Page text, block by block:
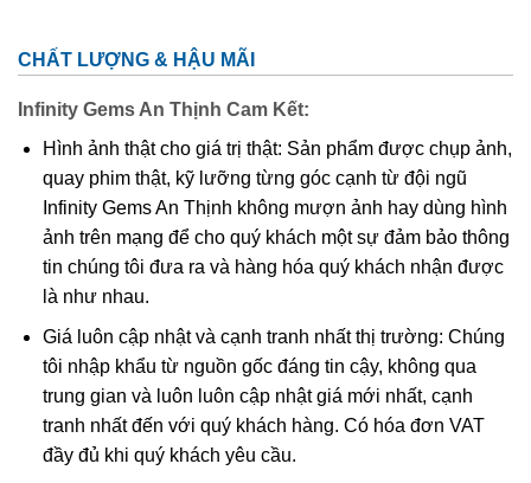
Quan Thánh Đế Quân trong phong thủy
Đeo trang sức có hình ảnh Quan Thánh Đế Quân với vẻ
mặt nghiêm nghị của ông sẽ xua đi những điều xấu và
CHẤT LƯỢNG & HẬU MÃI
Infinity Gems An Thịnh Cam Kết:
Hình ảnh thật cho giá trị thật: Sản phẩm được chụp ảnh,
quay phim thật, kỹ lưỡng từng góc cạnh từ đội ngũ
Infinity Gems An Thịnh không mượn ảnh hay dùng hình
ảnh trên mạng để cho quý khách một sự đảm bảo thông
tin chúng tôi đưa ra và hàng hóa quý khách nhận được
là như nhau.
Giá luôn cập nhật và cạnh tranh nhất thị trường: Chúng
tôi nhập khẩu từ nguồn gốc đáng tin cậy, không qua
trung gian và luôn luôn cập nhật giá mới nhất, cạnh
tranh nhất đến với quý khách hàng. Có hóa đơn VAT
đầy đủ khi quý khách yêu cầu.